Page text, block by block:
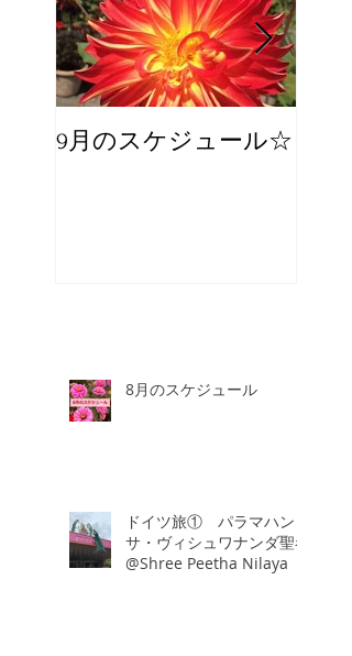
9月のスケジュール☆
8月のスケジュール
ドイツ旅① パラマハン
サ・ヴィシュワナンダ聖者
@Shree Peetha Nilaya